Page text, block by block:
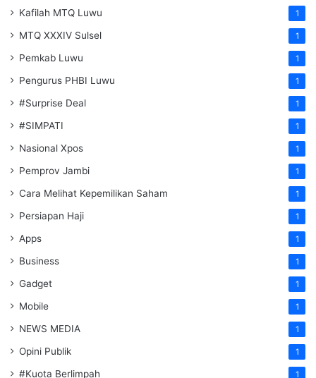
Kafilah MTQ Luwu 1
MTQ XXXIV Sulsel 1
Pemkab Luwu 1
Pengurus PHBI Luwu 1
#Surprise Deal 1
#SIMPATI 1
Nasional Xpos 1
Pemprov Jambi 1
Cara Melihat Kepemilikan Saham 1
Persiapan Haji 1
Apps 1
Business 1
Gadget 1
Mobile 1
NEWS MEDIA 1
Opini Publik 1
#Kuota Berlimpah 1